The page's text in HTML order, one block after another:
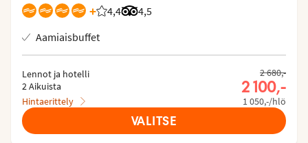
+ 4,4
Asiakkaidemme arviot: 4.449/5
4,5
Arvostelut Tripadvisorista: 4.5 of 5
Aamiaisbuffet
Lennot ja hotelli
2 Aikuista
Hintaerittely
2 680,-
2 100,-
1 050,-/hlö
VALITSE